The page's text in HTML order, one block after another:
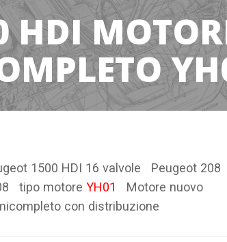
HDI
1500 HDI 16 valvole Peugeot
tipo motore YH01 Motore nuovo
con distribuzione